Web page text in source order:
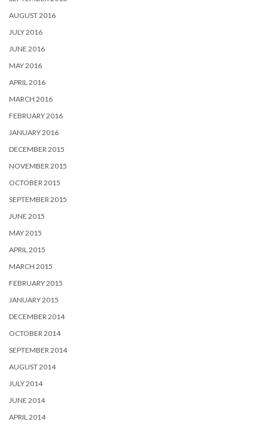
AUGUST 2016
JULY 2016
JUNE 2016
MAY 2016
APRIL 2016
MARCH 2016
FEBRUARY 2016
JANUARY 2016
DECEMBER 2015
NOVEMBER 2015
OCTOBER 2015
SEPTEMBER 2015
JUNE 2015
MAY 2015
APRIL 2015
MARCH 2015
FEBRUARY 2015
JANUARY 2015
DECEMBER 2014
OCTOBER 2014
SEPTEMBER 2014
AUGUST 2014
JULY 2014
JUNE 2014
APRIL 2014